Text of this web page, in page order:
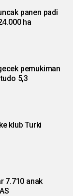
panen padi
ha
pemukiman
5,3
klub Turki
7.710 anak